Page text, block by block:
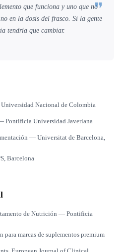
que funciona y uno que no
en la dosis del frasco. Si la gente
tendría que cambiar.
Nacional de Colombia
Pontificia Universidad Javeriana
— Universitat de Barcelona,
Barcelona
de Nutrición — Pontificia
para marcas de suplementos premium